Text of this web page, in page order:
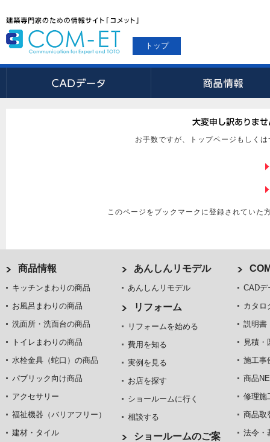
トップ
お手数ですが、トップページもしく
このページをブックマークに登録されていた
商品情報
キッチンまわりの商品
お風呂まわりの商品
洗面所・洗面台の商品
トイレまわりの商品
水栓金具（蛇口）の商品
パブリック向け商品
アクセサリー
福祉機器（バリアフリー）
建材・タイル
あんしんリモデル
あんしんリモデル
リフォーム
リフォームを始める
費用を知る
実例を見る
お店を探す
ショールームに行く
相談する
ショールームのご案
CADデ
カタロ
説明書
見積・
施工事
商品
修理施
商品取
法令・